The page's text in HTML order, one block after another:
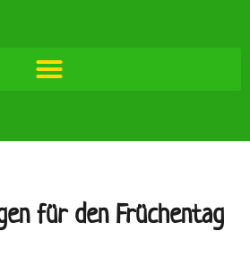
für den Früchentag